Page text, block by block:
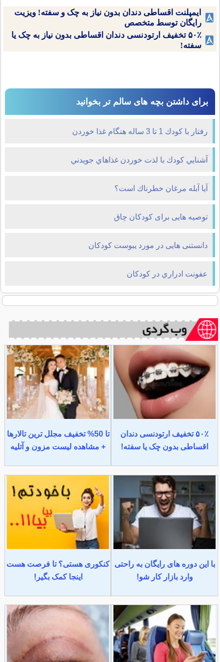
ایمپلنت اقساطی دندان بدون نیاز به چک و سفته! ویزیت
رایگان توسط متخصص
۵۰٪ تخفیف ارتودنسی دندان اقساطی بدون نیاز به چک یا
سفته!
برای داشتن بچه های سالم تر بخوانید
رفتار با كودك 1 تا 3 ساله هنگام غذا خوردن
آشنايي كودك با لذت خوردن غذاهاي جويدني
آيا آبله مرغان خطرناك است؟
توصیه هایی برای کودکان چاق
دانستنی هایی در مورد یبوست کودکان
عفونت ادراري در كودكان
۵۰٪ تخفیف ارتودنسی دندان
اقساطی بدون چک یا سفته!
تا 50% تخفیف مجلل ترین تالارها
+ مشاهده لیست مزون و آتلیه
با این دوره های رایگان به راحتی
وارد بازار کار شو!
کنکوری هستی؟ تا فرصت هست
اینجا کمک بگیر!